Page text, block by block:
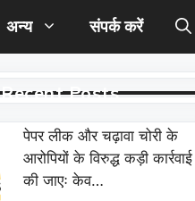
अन्य संपर्क करें
Recent Posts
पेपर लीक और चढ़ावा चोरी के
आरोपियों के विरुद्ध कड़ी कार्रवाई
की जाएः केव…